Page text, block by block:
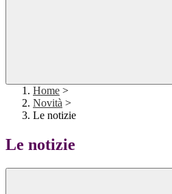
Home >
Novità >
Le notizie
Le notizie